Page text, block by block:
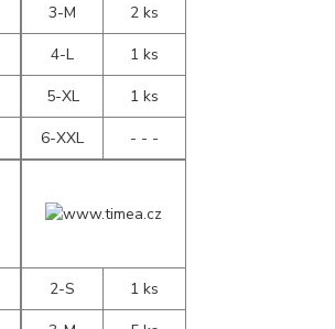
3-M
2 ks
4-L
1 ks
5-XL
1 ks
6-XXL
- - -
2-S
1 ks